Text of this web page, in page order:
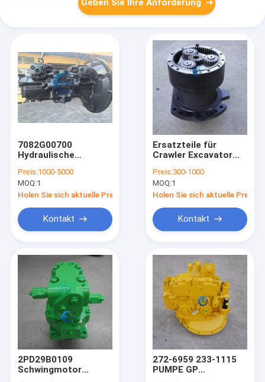
Geben Sie Ihre Anforderung
7082G00700
Hydraulische
708-2G-00700
Hydraulische Pumpe
Bewerben Sie sich für
PC300-7E0 PC350-
7E0 PC300-8 PC350-
8
Preis:1000-5000
MOQ:1
Holen Sie sich aktuelle Preis
Kontakt
Ersatzteile für
Crawler Excavator
SK200-8 SK200-8HD
SK200-10 SK210-8
SK210LC-10
Schwing-
Reduktionsgetriebe
Preis:300-1000
MOQ:1
Holen Sie sich aktuelle Preis
Kontakt
2PD29B0109
Schwingmotor
272-6959 233-1115
PUMPE GP